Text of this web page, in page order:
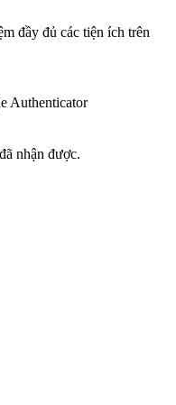
đầy đủ các tiện ích trên
Authenticator
nhận được.